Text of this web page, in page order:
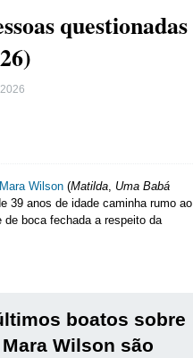
questionadas
Mara Wilson (Matilda Uma Babá
39 anos de idade caminha rumo ao
boca fechada a respeito da
boatos sobre
Wilson são